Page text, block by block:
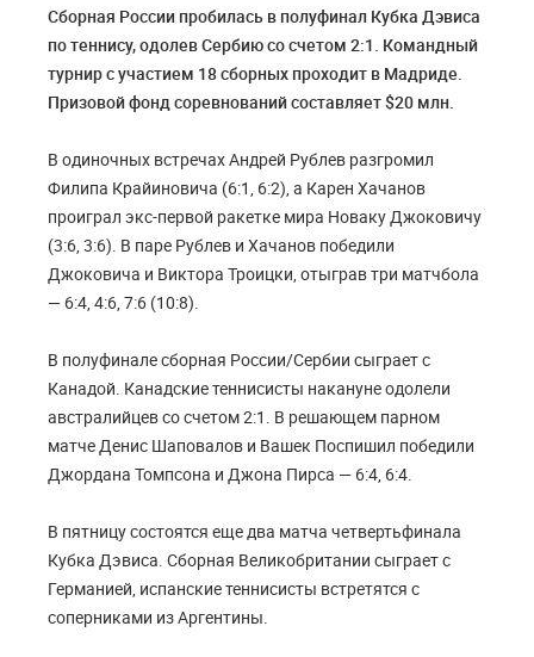
Сборная России пробилась в полуфинал Кубка Дэвиса
по теннису, одолев Сербию со счетом 2:1. Командный
турнир с участием 18 сборных проходит в Мадриде.
Призовой фонд соревнований составляет $20 млн.
В одиночных встречах Андрей Рублев разгромил
Филипа Крайиновича (6:1, 6:2), а Карен Хачанов
проиграл экс-первой ракетке мира Новаку Джоковичу
(3:6, 3:6). В паре Рублев и Хачанов победили
Джоковича и Виктора Троицки, отыграв три матчбола
— 6:4, 4:6, 7:6 (10:8).
В полуфинале сборная России/Сербии сыграет с
Канадой. Канадские теннисисты накануне одолели
австралийцев со счетом 2:1. В решающем парном
матче Денис Шаповалов и Вашек Поспишил победили
Джордана Томпсона и Джона Пирса — 6:4, 6:4.
В пятницу состоятся еще два матча четвертьфинала
Кубка Дэвиса. Сборная Великобритании сыграет с
Германией, испанские теннисисты встретятся с
соперниками из Аргентины.